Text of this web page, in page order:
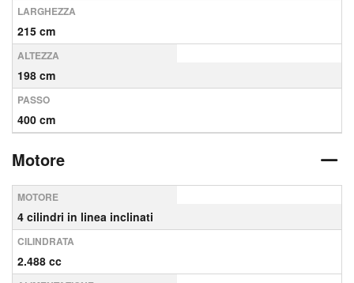
LARGHEZZA
215 cm
ALTEZZA
198 cm
PASSO
400 cm
Motore
MOTORE
4 cilindri in linea inclinati
CILINDRATA
2.488 cc